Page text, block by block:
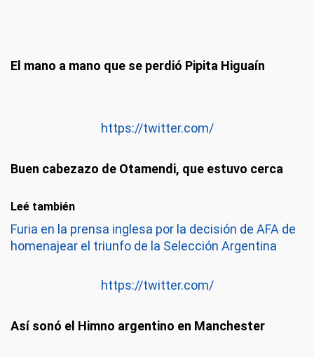
El mano a mano que se perdió Pipita Higuaín
https://twitter.com/
Buen cabezazo de Otamendi, que estuvo cerca
Leé también
Furia en la prensa inglesa por la decisión de AFA de
homenajear el triunfo de la Selección Argentina
https://twitter.com/
Así sonó el Himno argentino en Manchester